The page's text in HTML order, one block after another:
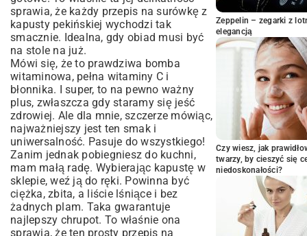
sprawia, że każdy przepis na surówkę z
kapusty pekińskiej wychodzi tak
smacznie. Idealna, gdy obiad musi być
na stole na już.
Mówi się, że to prawdziwa bomba
witaminowa, pełna witaminy C i
błonnika. I super, to na pewno ważny
plus, zwłaszcza gdy staramy się jeść
zdrowiej. Ale dla mnie, szczerze mówiąc,
najważniejszy jest ten smak i
uniwersalność. Pasuje do wszystkiego!
Zanim jednak pobiegniesz do kuchni,
mam małą radę. Wybierając kapustę w
sklepie, weź ją do ręki. Powinna być
ciężka, zbita, a liście lśniące i bez
żadnych plam. Taka gwarantuje
najlepszy chrupot. To właśnie ona
sprawia, że ten prosty przepis na
Zeppelin – zegarki z
elegancją
Czy wiesz, jak
twarzy, by cieszyć się
niedoskonałości?